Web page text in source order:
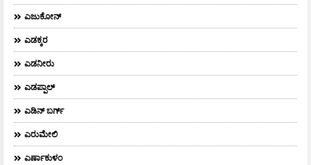
ಎಜುಕೋನ್
ಎಡಕ್ಕರ
ಎಡನೀರು
ಎಡಪ್ಪಾಲ್
ಎಡಿನ್ ಬರ್ಗ್
ಎರುಮೇಲಿ
ಎರ್ಣಾಕುಳಂ